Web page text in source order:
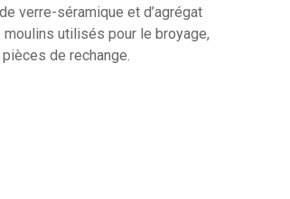
verre-séramique et d’agrégat
utilisés pour le broyage,
de rechange.